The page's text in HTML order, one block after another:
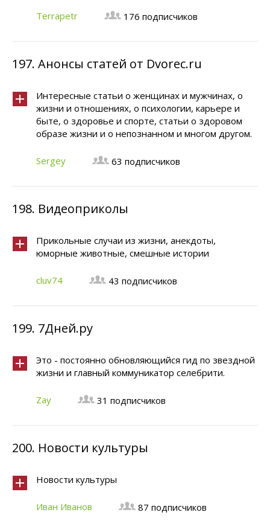
Terrapetr 176 подписчиков
197. Анонсы статей от Dvorec.ru
Интересные статьи о женщинах и мужчинах, о
жизни и отношениях, о психологии, карьере и
быте, о здоровье и спорте, статьи о здоровом
образе жизни и о непознанном и многом другом.
Sergey 63 подписчиков
198. Видеоприколы
Прикольные случаи из жизни, анекдоты,
юморные животные, смешные истории
cluv74 43 подписчиков
199. 7Дней.ру
Это - постоянно обновляющийся гид по звездной
жизни и главный коммуникатор селебрити.
Zay 31 подписчиков
200. Новости культуры
Новости культуры
Иван Иванов 87 подписчиков